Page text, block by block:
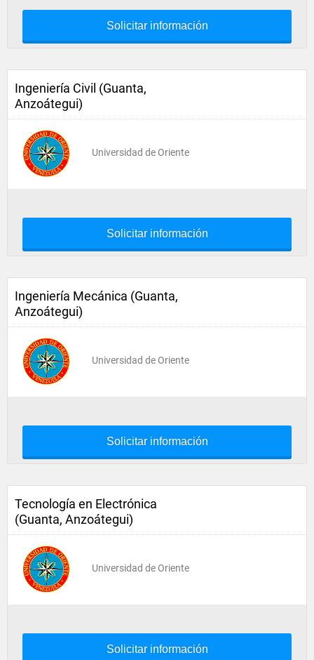
Solicitar información
Ingeniería Civil (Guanta,
Anzoátegui)
Universidad de Oriente
Solicitar información
Ingeniería Mecánica (Guanta,
Anzoátegui)
Universidad de Oriente
Solicitar información
Tecnología en Electrónica
(Guanta, Anzoátegui)
Universidad de Oriente
Solicitar información